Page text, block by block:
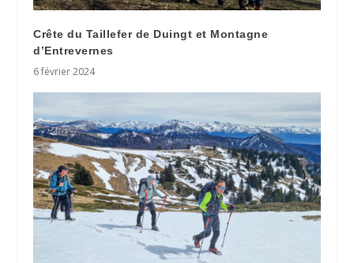
Crête du Taillefer de Duingt et Montagne
d’Entrevernes
6 février 2024